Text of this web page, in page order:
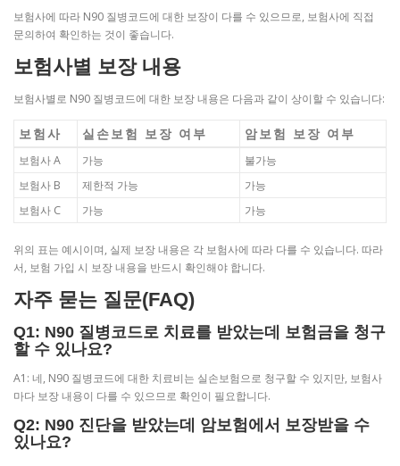
보험사에 따라 N90 질병코드에 대한 보장이 다를 수 있으므로, 보험사에 직접
문의하여 확인하는 것이 좋습니다.
보험사별 보장 내용
보험사별로 N90 질병코드에 대한 보장 내용은 다음과 같이 상이할 수 있습니다:
보험사 실손보험 보장 여부 암보험 보장 여부
보험사 A 가능
불가능
보험사 B
제한적 가능
가능
보험사 C
가능 가능
위의 표는 예시이며, 실제 보장 내용은 각 보험사에 따라 다를 수 있습니다. 따라
서, 보험 가입 시 보장 내용을 반드시 확인해야 합니다.
자주 묻는 질문(FAQ)
Q1: N90 질병코드로 치료를 받았는데 보험금을 청구
할 수 있나요?
A1: 네, N90 질병코드에 대한 치료비는 실손보험으로 청구할 수 있지만, 보험사
마다 보장 내용이 다를 수 있으므로 확인이 필요합니다.
Q2: N90 진단을 받았는데 암보험에서 보장받을 수
있나요?